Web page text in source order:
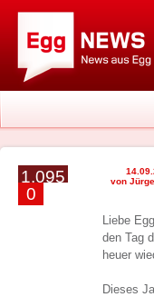
1.095
0
von
Liebe
den Tag
heuer
Dieses